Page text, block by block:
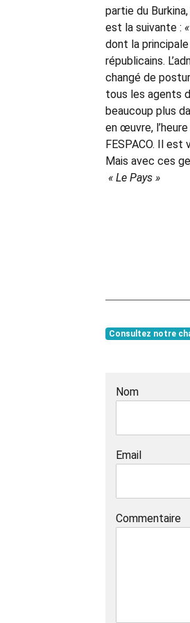
partie du
est la suivante :
dont la
républicains.
changé de
tous les agents
beaucoup plus
en œuvre,
FESPACO. Il est
Mais avec ces
« Le Pays »
Consultez notre
Nom
Email
Commentaire